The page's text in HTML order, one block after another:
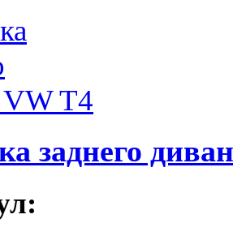
заднего